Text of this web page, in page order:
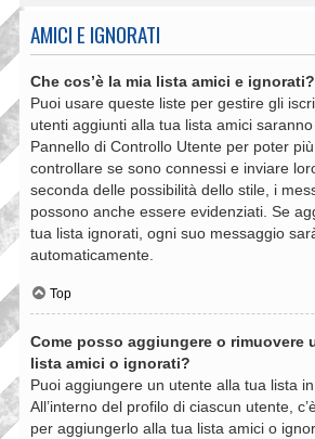
AMICI E IGNORATI
Che cos’è la mia lista amici e ignorati?
Puoi usare queste liste per gestire gli
utenti aggiunti alla tua lista amici
Pannello di Controllo Utente per poter
controllare se sono connessi e inviare
seconda delle possibilità dello stile, i
possono anche essere evidenziati. Se
tua lista ignorati, ogni suo messaggio
automaticamente.
Top
Come posso aggiungere o rimuovere
lista amici o ignorati?
Puoi aggiungere un utente alla tua lista
All’interno del profilo di ciascun utente,
per aggiungerlo alla tua lista amici o